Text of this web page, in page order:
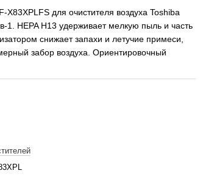
для очистителя воздуха Toshiba
1. HEPA H13 удерживает мелкую пыль и часть
снижает запахи и летучие примеси,
забор воздуха. Ориентировочный